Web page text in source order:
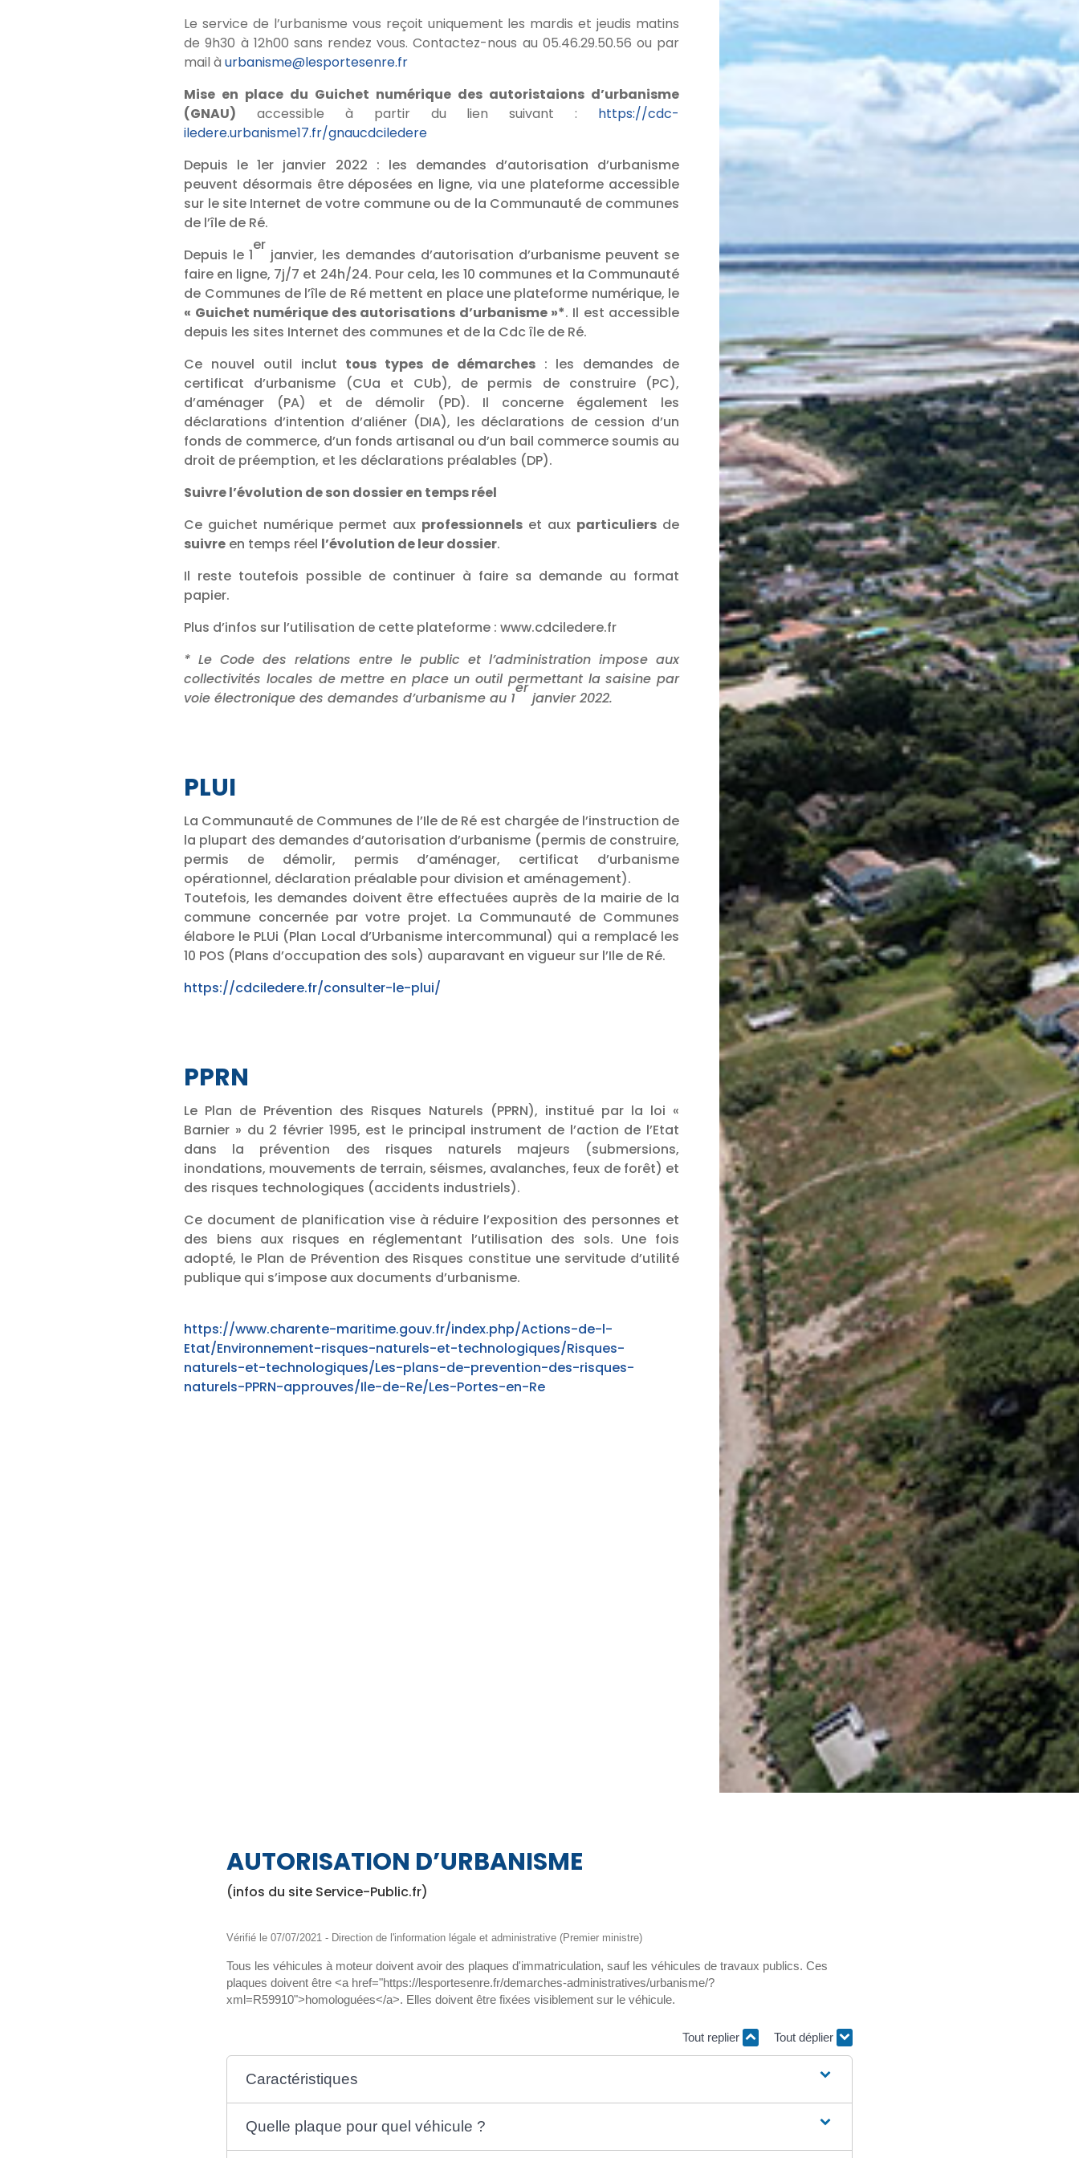
Le service de l’urbanisme vous reçoit uniquement les mardis et jeudis matins
de 9h30 à 12h00 sans rendez vous. Contactez-nous au 05.46.29.50.56 ou par
mail àurbanisme@lesportesenre.fr
Mise en place du Guichet numérique des autoristaions d’urbanisme
(GNAU) accessible à partir du lien suivant : https://cdc-
iledere.urbanisme17.fr/gnaucdciledere
Depuis le 1er janvier 2022 : les demandes d’autorisation d’urbanisme
peuvent désormais être déposées en ligne, via une plateforme accessible
sur le site Internet de votre commune ou de la Communauté de communes
de l’île de Ré.
Depuis le 1
er
janvier, les demandes d’autorisation d’urbanisme peuvent se
faire en ligne, 7j/7 et 24h/24. Pour cela, les 10 communes et la Communauté
de Communes de l’île de Ré mettent en place une plateforme numérique, le
« Guichet numérique des autorisations d’urbanisme »*. Il est accessible
depuis les sites Internet des communes et de la Cdc île de Ré.
Ce nouvel outil inclut tous types de démarches: les demandes de
certificat d’urbanisme (CUa et CUb), de permis de construire (PC),
d’aménager (PA) et de démolir (PD). Il concerne également les
déclarations d’intention d’aliéner (DIA), les déclarations de cession d’un
fonds de commerce, d’un fonds artisanal ou d’un bail commerce soumis au
droit de préemption, et les déclarations préalables (DP).
Suivre l’évolution de son dossier en temps réel
Ce guichet numérique permet aux professionnels et aux particuliers de
suivre en temps réel l’évolution de leur dossier.
Il reste toutefois possible de continuer à faire sa demande au format
papier.
Plus d’infos sur l’utilisation de cette plateforme : www.cdciledere.fr
* Le Code des relations entre le public et l’administration impose aux
collectivités locales de mettre en place un outil permettant la saisine par
voie électronique des demandes d’urbanisme au 1
er
janvier 2022.
PLUI
La Communauté de Communes de l’Ile de Ré est chargée de l’instruction de
la plupart des demandes d’autorisation d’urbanisme (permis de construire,
permis de démolir, permis d’aménager, certificat d’urbanisme
opérationnel, déclaration préalable pour division et aménagement).
Toutefois, les demandes doivent être effectuées auprès de la mairie de la
commune concernée par votre projet. La Communauté de Communes
élabore le PLUi (Plan Local d’Urbanisme intercommunal) qui a remplacé les
10 POS (Plans d’occupation des sols) auparavant en vigueur sur l’Ile de Ré.
https://cdciledere.fr/consulter-le-plui/
PPRN
Le Plan de Prévention des Risques Naturels (PPRN), institué par la loi «
Barnier » du 2 février 1995, est le principal instrument de l’action de l’Etat
dans la prévention des risques naturels majeurs (submersions,
inondations, mouvements de terrain, séismes, avalanches, feux de forêt) et
des risques technologiques (accidents industriels).
Ce document de planification vise à réduire l’exposition des personnes et
des biens aux risques en réglementant l’utilisation des sols. Une fois
adopté, le Plan de Prévention des Risques constitue une servitude d’utilité
publique qui s’impose aux documents d’urbanisme.
https://www.charente-maritime.gouv.fr/index.php/Actions-de-l-
Etat/Environnement-risques-naturels-et-technologiques/Risques-
naturels-et-technologiques/Les-plans-de-prevention-des-risques-
naturels-PPRN-approuves/Ile-de-Re/Les-Portes-en-Re
AUTORISATION D’URBANISME
(infos du site Service-Public.fr)
Vérifié le 07/07/2021 - Direction de l'information légale et administrative (Premier ministre)
Tous les véhicules à moteur doivent avoir des plaques d'immatriculation, sauf les véhicules de travaux publics. Ces
plaques doivent être <a href="https://lesportesenre.fr/demarches-administratives/urbanisme/?
xml=R59910">homologuées</a>. Elles doivent être fixées visiblement sur le véhicule.
Tout replier Tout déplier
Caractéristiques
Quelle plaque pour quel véhicule ?